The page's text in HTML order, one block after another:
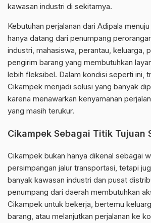
kawasan industri di sekitarnya.
Kebutuhan perjalanan dari Adipala
hanya datang dari penumpang
industri, mahasiswa, perantau, keluarga,
pengirim barang yang membutuhkan
lebih fleksibel. Dalam kondisi seperti ini,
Cikampek menjadi solusi yang banyak
karena menawarkan kenyamanan
yang masih terukur.
Cikampek Sebagai Titik Tujuan
Cikampek bukan hanya dikenal sebagai
persimpangan jalur transportasi, tetapi
banyak kawasan industri dan pusat
penumpang dari daerah membutuhkan
Cikampek untuk bekerja, bertemu
barang, atau melanjutkan perjalanan ke